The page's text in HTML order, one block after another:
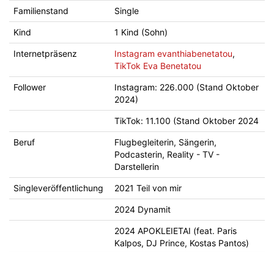
Familienstand Single
Kind 1 Kind (Sohn)
Internetpräsenz Instagram evanthiabenetatou,
TikTok Eva Benetatou
Follower
Instagram: 226.000 (Stand Oktober
2024)
TikTok: 11.100 (Stand Oktober 2024
Beruf
Flugbegleiterin, Sängerin,
Podcasterin, Reality - TV -
Darstellerin
Singleveröffentlichung 2021 Teil von mir
2024 Dynamit
2024 APOKLEIETAI (feat. Paris
Kalpos, DJ Prince, Kostas Pantos)